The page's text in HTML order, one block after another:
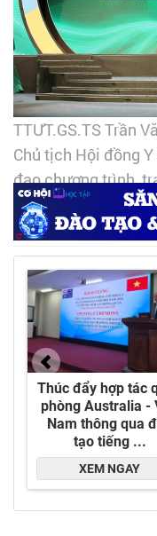
TTƯT.GS.TS Trần
Chủ tịch Hội đồng
đạo chương trình,
giải đặc biệt - anh
Ảnh: DNCC